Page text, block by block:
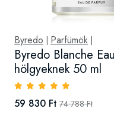
Byredo Parfümök|
Byredo Blanche
hölgyeknek 50 ml
59 830 Ft 74 788 Ft